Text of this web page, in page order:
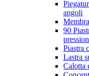
angoli
90
Piastra
Lastra
Calotta